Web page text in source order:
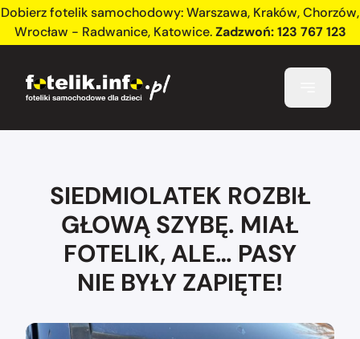
Dobierz fotelik samochodowy:Warszawa, Kraków,Chorzów,
Wrocław - Radwanice, Katowice.Zadzwoń:123 767 123
SIEDMIOLATEK ROZBIŁ
GŁOWĄ SZYBĘ. MIAŁ
FOTELIK, ALE… PASY
NIE BYŁY ZAPIĘTE!